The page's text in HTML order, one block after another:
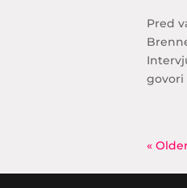
Pred
govori
«